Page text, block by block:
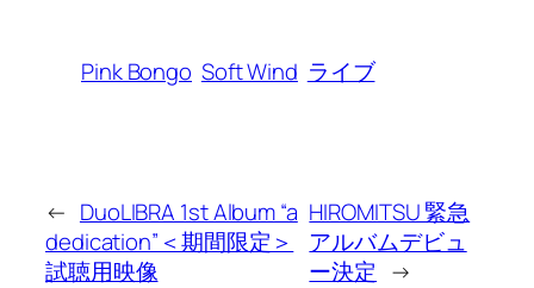
Pink Bongo Soft Wind ライブ
← DuoLIBRA 1st Album “a
dedication”＜期間限定＞
試聴用映像
HIROMITSU 緊急
アルバムデビュ
ー決定 →